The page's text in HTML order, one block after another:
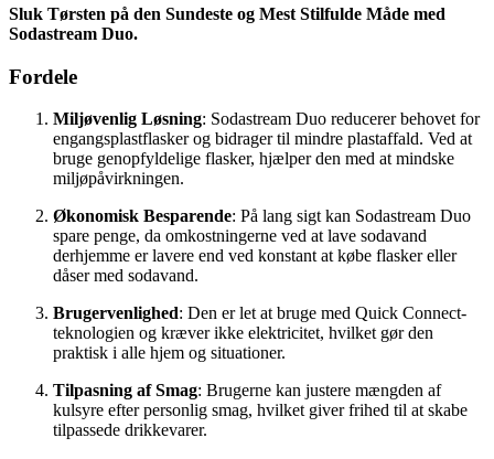
Sluk Tørsten på den Sundeste og Mest Stilfulde Måde med
Sodastream Duo.
Fordele
Miljøvenlig Løsning: Sodastream Duo reducerer behovet for
engangsplastflasker og bidrager til mindre plastaffald. Ved at
bruge genopfyldelige flasker, hjælper den med at mindske
miljøpåvirkningen.
Økonomisk Besparende: På lang sigt kan Sodastream Duo
spare penge, da omkostningerne ved at lave sodavand
derhjemme er lavere end ved konstant at købe flasker eller
dåser med sodavand.
Brugervenlighed: Den er let at bruge med Quick Connect-
teknologien og kræver ikke elektricitet, hvilket gør den
praktisk i alle hjem og situationer.
Tilpasning af Smag: Brugerne kan justere mængden af
kulsyre efter personlig smag, hvilket giver frihed til at skabe
tilpassede drikkevarer.